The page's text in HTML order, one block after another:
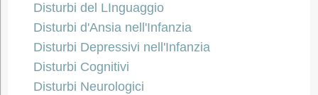
Disturbi del LInguaggio
Disturbi d'Ansia nell'Infanzia
Disturbi Depressivi nell'Infanzia
Disturbi Cognitivi
Disturbi Neurologici